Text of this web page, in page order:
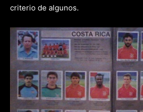
criterio de algunos.